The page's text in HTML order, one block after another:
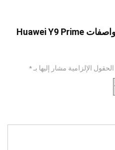
كن أول من يراجع “سعر و مواصفات Huawei Y9 Prime
الحقول الإلزامية مشار إليها بـ*